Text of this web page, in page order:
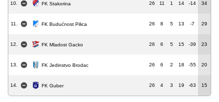
10. FK Stakorina 26 11 1 14 -14 34
11. FK Budućnost Pilica 26 8 5 13 -7 29
12. FK Mladost Gacko 26 6 5 15 -39 23
13. FK Jedinstvo Brodac 26 6 2 18 -55 20
14. FK Guber 26 4 3 19 -63 15